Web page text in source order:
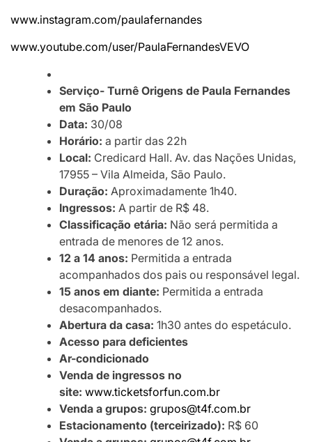
www.instagram.com/paulafernandes
www.youtube.com/user/PaulaFernandesVEVO
Serviço- Turnê Origens de Paula Fernandes
em São Paulo
Data: 30/08
Horário: a partir das 22h
Local: Credicard Hall. Av. das Nações Unidas,
17955 – Vila Almeida, São Paulo.
Duração: Aproximadamente 1h40.
Ingressos: A partir de R$ 48.
Classificação etária: Não será permitida a
entrada de menores de 12 anos.
12 a 14 anos: Permitida a entrada
acompanhados dos pais ou responsável legal.
15 anos em diante: Permitida a entrada
desacompanhados.
Abertura da casa: 1h30 antes do espetáculo.
Acesso para deficientes
Ar-condicionado
Venda de ingressos no
site: www.ticketsforfun.com.br
Venda a grupos: grupos@t4f.com.br
Estacionamento (terceirizado): R$ 60